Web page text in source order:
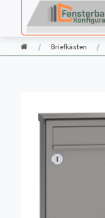
Briefkästen